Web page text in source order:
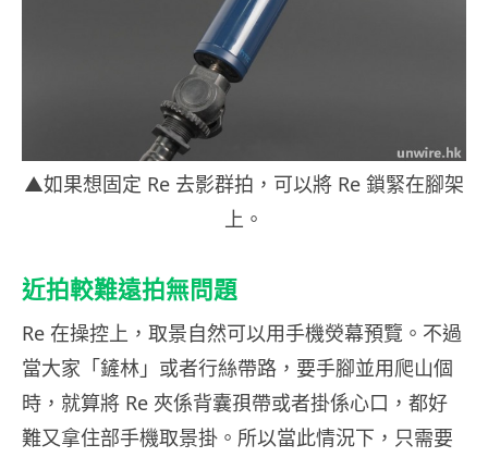
▲如果想固定 Re 去影群拍，可以將 Re 鎖緊在腳架
上。
近拍較難遠拍無問題
Re 在操控上，取景自然可以用手機熒幕預覽。不過
當大家「鏟林」或者行絲帶路，要手腳並用爬山個
時，就算將 Re 夾係背囊孭帶或者掛係心口，都好
難又拿住部手機取景掛。所以當此情況下，只需要